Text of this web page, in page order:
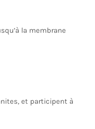
la membrane
et participent à